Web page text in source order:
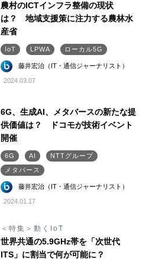
農村のICTインフラ整備の現状
は？ 地域支援策に注力する農林水
産省
IoT LPWA ローカル5G
藤井宏治（IT・通信ジャーナリスト）
2024.03.07
6G、生成AI、メタバースの新たな提
供価値は？ ドコモが技術イベント
開催
6G AI
NTTグループ
メタバース
藤井宏治（IT・通信ジャーナリスト）
2024.01.17
＜特集＞動くIoT
世界共通の5.9GHz帯を「次世代
ITS」に割当で何が可能に？